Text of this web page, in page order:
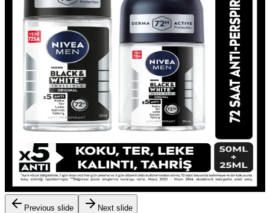
Previous slide Next slide